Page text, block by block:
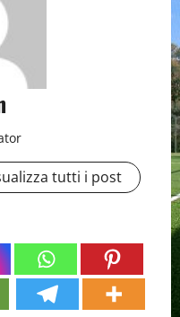
tutti i post